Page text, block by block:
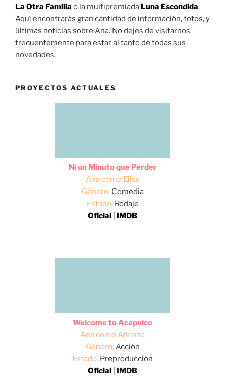
La Otra Familia o la multipremiada Luna Escondida.
Aquí encontrarás gran cantidad de información, fotos, y
últimas noticias sobre Ana. No dejes de visitarnos
frecuentemente para estar al tanto de todas sus
novedades.
PROYECTOS ACTUALES
Ni un Minuto que Perder
Ana como Elisa
Género:Comedia
Estado:Rodaje
Oficial IMDB
Welcome to Acapulco
Ana como Adriana
Género:Acción
Estado: Preproducción
Oficial
IMDB